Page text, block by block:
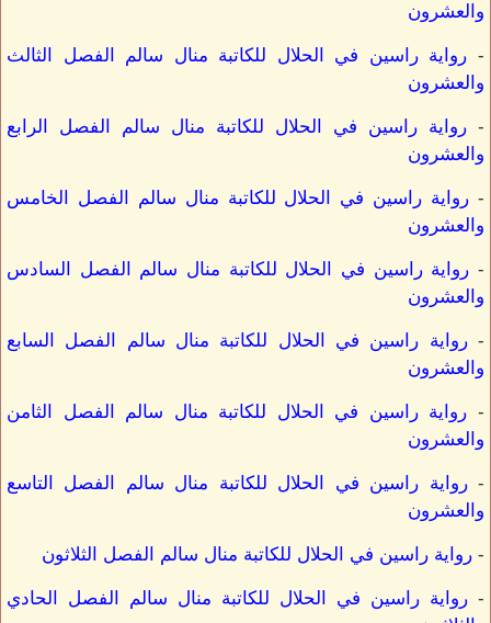
والعشرون
- رواية راسين في الحلال للكاتبة منال سالم الفصل الثالث
والعشرون
- رواية راسين في الحلال للكاتبة منال سالم الفصل الرابع
والعشرون
- رواية راسين في الحلال للكاتبة منال سالم الفصل الخامس
والعشرون
- رواية راسين في الحلال للكاتبة منال سالم الفصل السادس
والعشرون
-رواية راسين في الحلال للكاتبة منال سالم الفصل السابع
والعشرون
- رواية راسين في الحلال للكاتبة منال سالم الفصل الثامن
والعشرون
-رواية راسين في الحلال للكاتبة منال سالم الفصل التاسع
والعشرون
- رواية راسين في الحلال للكاتبة منال سالم الفصل الثلاثون
- رواية راسين في الحلال للكاتبة منال سالم الفصل الحادي